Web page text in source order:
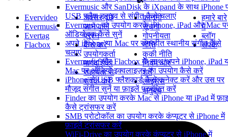
Evermusic और SanDisk के iXpand के साथ iPhone
USB फ्लैश ड्राइव से संगीत कैसे चलाएं
Evermusic का उपयोग करके iPhone, iPad और Mac
ऑडियोबुक कैसे सुनें
अपने iPhone या Mac पर संग्रहीत स्थानीय संगीत कैसे
चलाएं
Evermusic और Flacbox के साथ अपने iPhone, iPad
Mac पर ऑडियो इक्वलाइज़र का उपयोग कैसे करें
iPhone से USB फ्लैशकार्ड कैसे कनेक्ट करें और उस पर
मौजूद संगीत सुनें या फ़ाइलें प्रबंधित करें
Finder का उपयोग करके Mac से iPhone या iPad में
कैसे ट्रांसफर करें
SMB प्रोटोकॉल का उपयोग करके कंप्यूटर से iPhone में
फ़ाइलें ट्रांसफर करें
WiFi-Drive का उपयोग करके कंप्यूटर से iPhone में
Evervideo
Evermusic
Evertag
Flacbox
अक्सर पूछे
जाने वाले
प्रश्न
कैसे करें
उपयोगकर्ता
मार्गदर्शिका
सहायता से
संपर्क करें
कानूनी
सूचना
गोपनीयता
नीति
कुकी नीति
नियम और
शर्तें
लाइसेंस
अनुबंध
हमारे बारे
में
ब्लॉग
संपर्क